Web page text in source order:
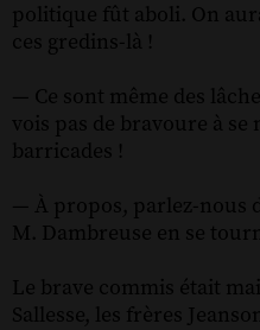
politique fût aboli. On
ces gredins-là !
— Ce sont même des
vois pas de bravoure à
barricades !
— À propos, parlez-nous
M. Dambreuse en se
Le brave commis était
Sallesse, les frères